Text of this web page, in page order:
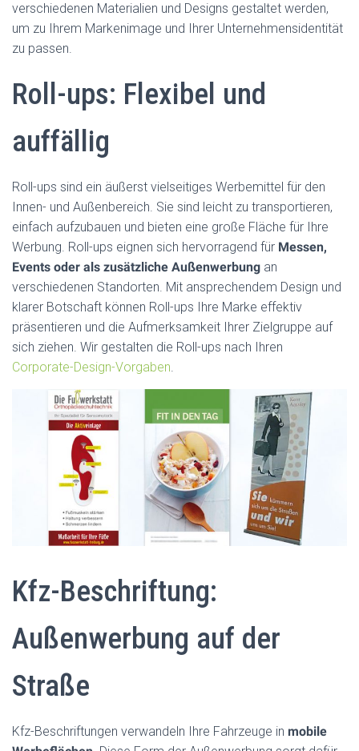
verschiedenen Materialien und Designs gestaltet werden,
um zu Ihrem Markenimage und Ihrer Unternehmensidentität
zu passen.
Roll-ups: Flexibel und
auffällig
Roll-ups sind ein äußerst vielseitiges Werbemittel für den
Innen- und Außenbereich. Sie sind leicht zu transportieren,
einfach aufzubauen und bieten eine große Fläche für Ihre
Werbung. Roll-ups eignen sich hervorragend für Messen,
Events oder als zusätzliche Außenwerbung an
verschiedenen Standorten. Mit ansprechendem Design und
klarer Botschaft können Roll-ups Ihre Marke effektiv
präsentieren und die Aufmerksamkeit Ihrer Zielgruppe auf
sich ziehen. Wir gestalten die Roll-ups nach Ihren
Corporate-Design-Vorgaben.
Kfz-Beschriftung:
Außenwerbung auf der
Straße
Kfz-Beschriftungen verwandeln Ihre Fahrzeuge in mobile